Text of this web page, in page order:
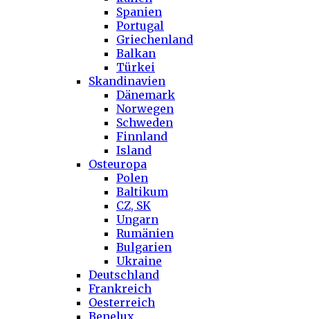
Spanien
Portugal
Griechenland
Balkan
Türkei
Skandinavien
Dänemark
Norwegen
Schweden
Finnland
Island
Osteuropa
Polen
Baltikum
CZ, SK
Ungarn
Rumänien
Bulgarien
Ukraine
Deutschland
Frankreich
Oesterreich
Benelux